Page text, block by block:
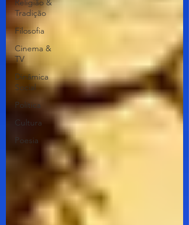
Religião &
Tradição
Filosofia
Cinema &
TV
Dinâmica
Social
Política
Cultura
Poesia